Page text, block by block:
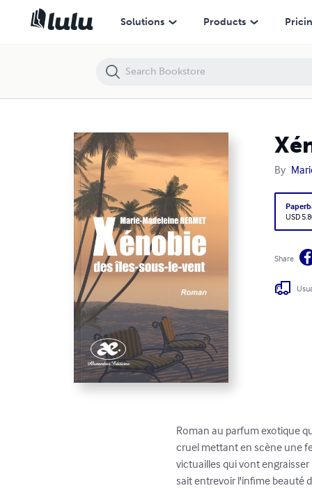
Solutions Products
By
USD
Share
Roman au parfum exotique
cruel mettant en scène une
victuailles qui vont
sait entrevoir l'infime beauté
Xénobie des Îles-sous-le-Vent